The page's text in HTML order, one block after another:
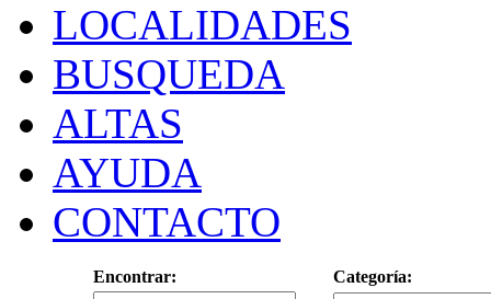
LOCALIDADES
BUSQUEDA
ALTAS
AYUDA
CONTACTO
Encontrar: Categoría: